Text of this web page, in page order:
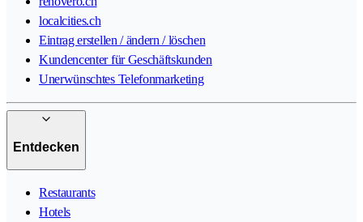
localcities.ch
Eintrag erstellen / ändern / löschen
Kundencenter für Geschäftskunden
Unerwünschtes Telefonmarketing
Entdecken
Restaurants
Hotels